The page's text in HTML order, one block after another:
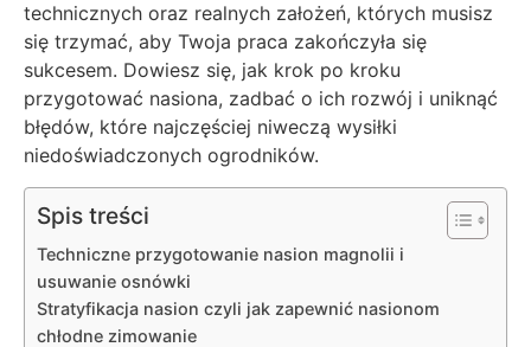
technicznych oraz realnych założeń, których musisz
się trzymać, aby Twoja praca zakończyła się
sukcesem. Dowiesz się, jak krok po kroku
przygotować nasiona, zadbać o ich rozwój i uniknąć
błędów, które najczęściej niweczą wysiłki
niedoświadczonych ogrodników.
Spis treści
Techniczne przygotowanie nasion magnolii i
usuwanie osnówki
Stratyfikacja nasion czyli jak zapewnić nasionom
chłodne zimowanie